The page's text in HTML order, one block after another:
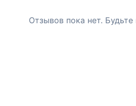
Отзывов пока нет.